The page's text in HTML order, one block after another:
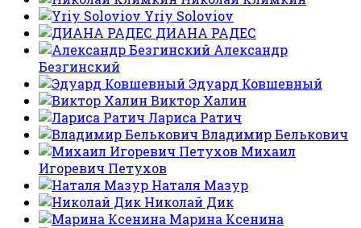
Yriy Soloviov
ДИАНА РАДЕС
Александр
Безгинский
Эдуард Ковшевный
Виктор Халин
Лариса Ратич
Владимир Белькович
Михаил
Игоревич Петухов
Наталя Мазур
Николай Дик
Марина Ксенина